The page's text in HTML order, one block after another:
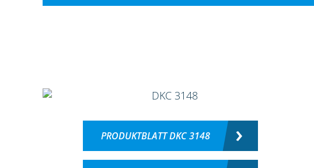
PRODUKTBLATT DKC 3148